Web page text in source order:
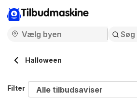
Tilbudmaskine
Halloween
Filter